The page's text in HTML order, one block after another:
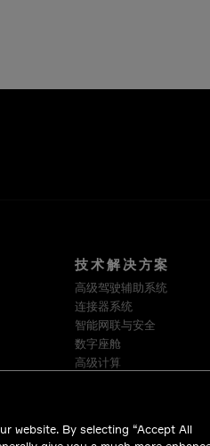
技术解决方案
高级驾驶辅助系统
连接器系统
智能网联与安全
数字座舱
高级计算
Winchester Interconnect
website. By selecting “Accept All